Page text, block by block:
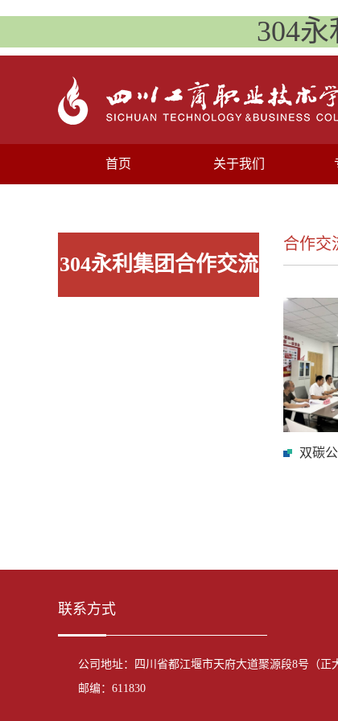
304
首页 关于我们
304永利集团合作交流
合作交
联系方式
公司地址：四川省都江堰市天府大道聚源段8号（正
邮编：611830